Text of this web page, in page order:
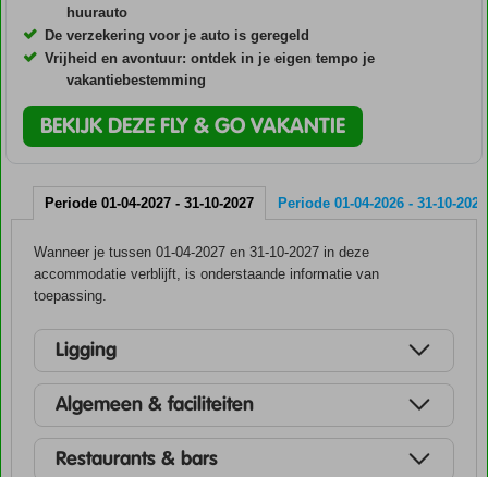
huurauto
De verzekering voor je auto is geregeld
Vrijheid en avontuur: ontdek in je eigen tempo je
vakantiebestemming
BEKIJK DEZE FLY & GO VAKANTIE
Periode 01-04-2027 - 31-10-2027 Periode 01-04-2026 - 31-10-2026
Wanneer je tussen 01-04-2027 en 31-10-2027 in deze
accommodatie verblijft, is onderstaande informatie van
toepassing.
Ligging
Algemeen & faciliteiten
Restaurants & bars